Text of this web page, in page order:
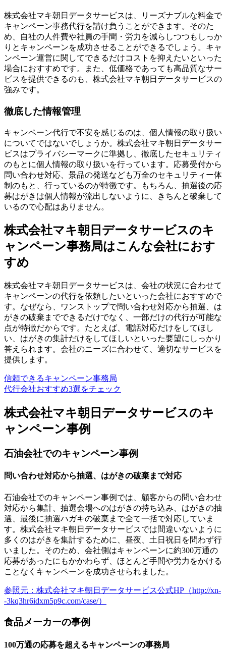
株式会社マキ朝日データサービスは、リーズナブルな料金で
キャンペーン事務代行を請け負うことができます。そのた
め、
自社の人件費や社員の手間・労力を減らしつつもしっか
りとキャンペーンを成功させることができるでしょう。キャ
ンペーン運営に関してできるだけコストを抑えたいといった
場合におすすめです。また、低価格であっても高品質なサー
ビスを提供できるのも、株式会社マキ朝日データサービスの
強みです。
徹底した情報管理
キャンペーン代行で不安を感じるのは、個人情報の取り扱い
についてではないでしょうか。株式会社マキ朝日データサー
ビスはプライバシーマークに準拠し、徹底したセキュリティ
のもとに個人情報の取り扱いを行っています。 応募受付から
問い合わせ対応、景品の発送なども万全のセキュリティー体
制のもと、行っているのが特徴です。もちろん、抽選後の応
募はがきは個人情報が流出しないように、きちんと破棄して
いるので心配はありません。
株式会社マキ朝日データサービスのキ
ャンペーン事務局はこんな会社におす
すめ
株式会社マキ朝日データサービスは、会社の状況に合わせて
キャンペーンの代行を依頼したいといった会社におすすめで
す。なぜなら、ワンストップで問い合わせ対応から抽選、は
がきの破棄までできるだけでなく、一部だけの代行が可能な
点が特徴だからです。たとえば、電話対応だけをしてほし
い、はがきの集計だけをしてほしいといった要望にしっかり
答えられます。会社のニーズに合わせて、適切なサービスを
提供します。
信頼できるキャンペーン事務局
代行会社おすすめ3選をチェック
株式会社マキ朝日データサービスのキ
ャンペーン事例
石油会社でのキャンペーン事例
問い合わせ対応から抽選、はがきの破棄まで対応
石油会社でのキャンペーン事例では、 顧客からの問い合わせ
対応から集計、抽選会場へのはがきの持ち込み、はがきの抽
選、最後に抽選ハガキの破棄まで全て一括で対応していま
す。株式会社マキ朝日データサービスでは間違いないように
多くのはがきを集計するために、昼夜、土日祝日を問わず行
いました。そのため、会社側はキャンペーンに約300万通の
応募があったにもかかわらず、ほとんど手間や労力をかける
ことなくキャンペーンを成功させられました。
参照元：株式会社マキ朝日データサービス公式HP（http://xn-
-3kq3hr6idxm5p9c.com/case/）
食品メーカーの事例
100万通の応募を超えるキャンペーンの事務局